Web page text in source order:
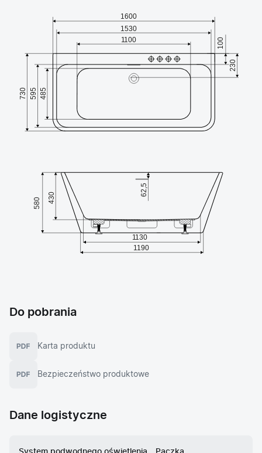
Do pobrania
Karta produktu
Bezpieczeństwo produktowe
Dane logistyczne